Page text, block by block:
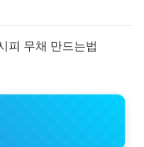
피 무채 만드는법